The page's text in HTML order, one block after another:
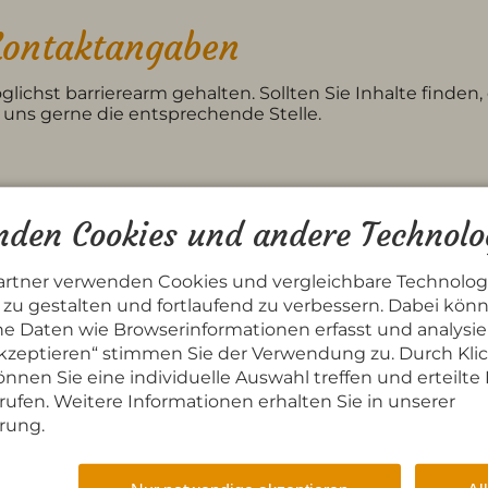
barrierearm gehalten. Sollten Sie Inhalte
gerne die entsprechende Stelle.
*
Cookies und andere
verwenden Cookies und vergleichbare
gestalten und fortlaufend zu verbessern. Dabei
Daten wie Browserinformationen erfasst und
stimmen Sie der Verwendung zu. Durch
Sie eine individuelle Auswahl treffen und
Weitere Informationen erhalten Sie in unserer